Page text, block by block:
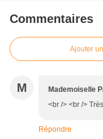
Commentaires
Ajouter
M Mademoiselle
<br /> <br />
Répondre